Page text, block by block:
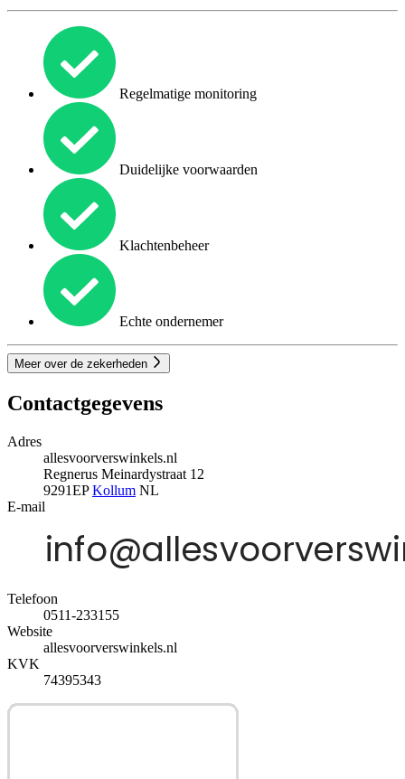
Regelmatige monitoring
Duidelijke voorwaarden
Klachtenbeheer
Echte ondernemer
Meer over de zekerheden
Contactgegevens
Adres
allesvoorverswinkels.nl
Regnerus Meinardystraat 12
9291EPKollum NL
E-mail
Telefoon
0511-233155
Website
allesvoorverswinkels.nl
KVK
74395343